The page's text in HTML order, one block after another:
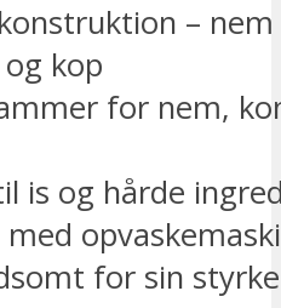
–
kop
for nem,
is og hårde
for sin styrke